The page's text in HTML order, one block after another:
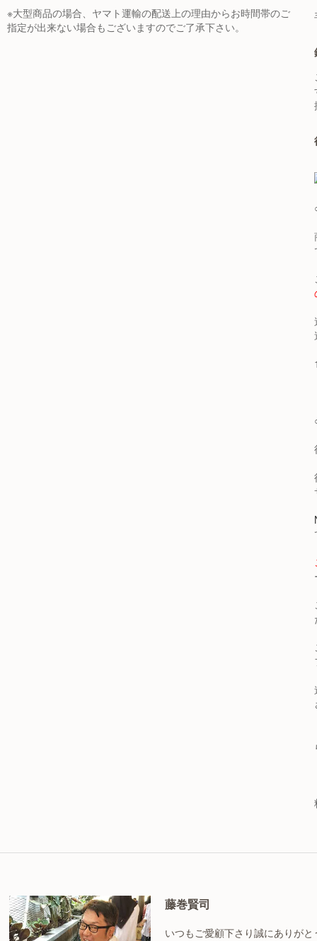
※大型商品の場合、ヤマト運輸の配送上の理由からお時間帯のご
指定が出来ない場合もございますのでご了承下さい。
藤巻賢司
いつもご愛顧下さり誠にありがと